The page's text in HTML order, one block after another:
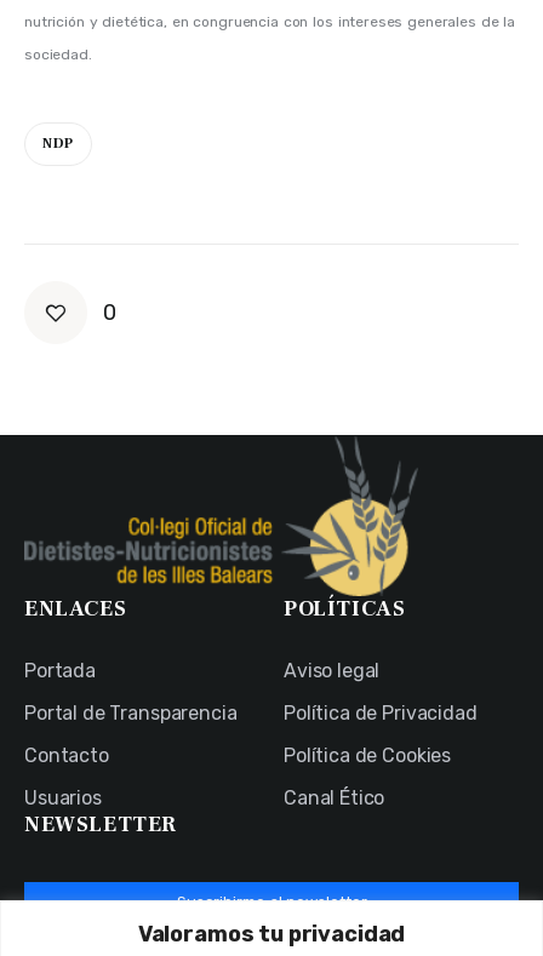
Valoramos tu privacidad
nutrición y dietética, en congruencia con los intereses generales de la
sociedad.
NDP
0
ENLACES
Portada
Portal de Transparencia
Contacto
Usuarios
POLÍTICAS
Aviso legal
Política de Privacidad
Política de Cookies
Canal Ético
NEWSLETTER
Suscribirme al newsletter